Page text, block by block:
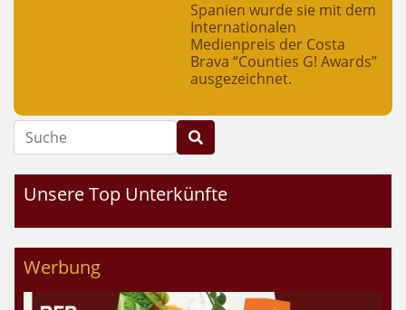
Spanien wurde sie mit dem
Internationalen
Medienpreis der Costa
Brava “Counties G! Awards”
ausgezeichnet.
Suche
Unsere Top Unterkünfte
Werbung